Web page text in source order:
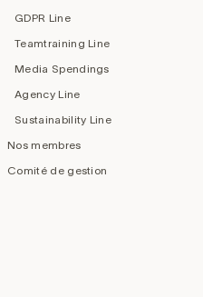
GDPR Line
Teamtraining Line
Media Spendings
Agency Line
Sustainability Line
Nos membres
Comité de gestion